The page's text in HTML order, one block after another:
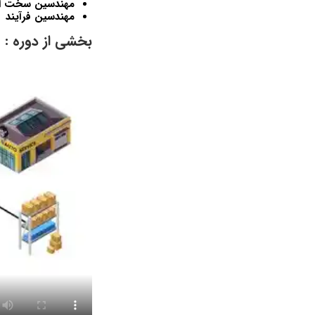
مهندسین سخت
مهندسین فرآیند
بخشی از دوره :